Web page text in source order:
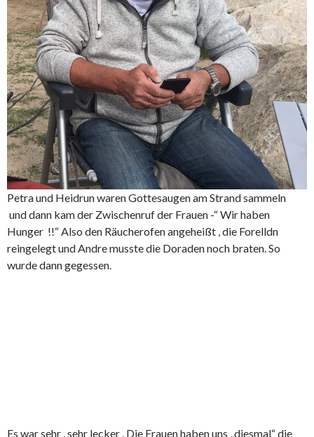
Petra und Heidrun waren Gottesaugen am Strand sammeln
und dann kam der Zwischenruf der Frauen -“ Wir haben
Hunger !!“ Also den Räucherofen angeheißt , die Forelldn
reingelegt und Andre musste die Doraden noch braten. So
wurde dann gegessen.
Es war sehr , sehr lecker . Die Frauen haben uns „diesmal“ die